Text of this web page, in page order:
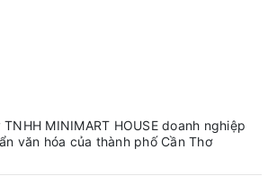
MINIMART HOUSE doanh nghiệp
văn hóa của thành phố Cần Thơ